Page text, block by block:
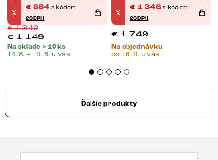
%
€ 884 s kódom
23DPH
€1 349
€ 1 149
Na sklade > 10 ks
14. 8. – 19. 8. u vás
%
€ 1 346 s kódom
23DPH
€ 1 749
Na objednávku
od 18. 9. u vás
Ďalšie produkty